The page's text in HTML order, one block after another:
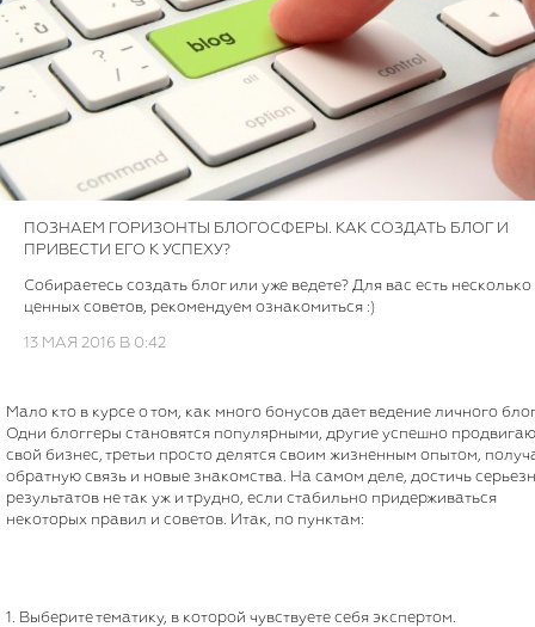
ПОЗНАЕМ ГОРИЗОНТЫ БЛОГОСФЕРЫ. КАК СОЗДАТЬ БЛОГ И
ПРИВЕСТИ ЕГО К УСПЕХУ?
Собираетесь создать блог или уже ведете? Для вас есть несколько
ценных советов, рекомендуем ознакомиться :)
13 МАЯ 2016 В 0:42
Мало кто в курсе о том, как много бонусов дает ведение личного
Одни блоггеры становятся популярными, другие успешно
свой бизнес, третьи просто делятся своим жизненным опытом,
обратную связь и новые знакомства. На самом деле, достичь
результатов не так уж и трудно, если стабильно придерживаться
некоторых правил и советов. Итак, по пунктам:
1. Выберите тематику, в которой чувствуете себя экспертом.